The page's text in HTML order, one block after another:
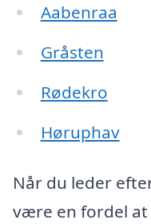
Aabenraa
Gråsten
Rødekro
Høruphav
Når du leder
være en fordel